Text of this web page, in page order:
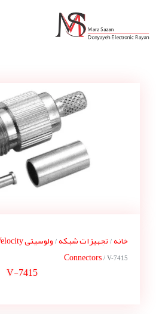
خانه/ تجهیزات شبکه/ ولوسیتی Velocity
Connectors / V-7415
V-7415